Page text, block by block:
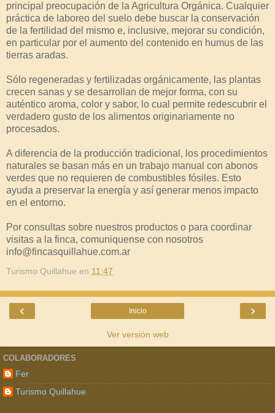
principal preocupación de la Agricultura Orgánica. Cualquier
práctica de laboreo del suelo debe buscar la conservación
de la fertilidad del mismo e, inclusive, mejorar su condición,
en particular por el aumento del contenido en humus de las
tierras aradas.
Sólo regeneradas y fertilizadas orgánicamente, las plantas
crecen sanas y se desarrollan de mejor forma, con su
auténtico aroma, color y sabor, lo cual permite redescubrir el
verdadero gusto de los alimentos originariamente no
procesados.
A diferencia de la producción tradicional, los procedimientos
naturales se basan más en un trabajo manual con abonos
verdes que no requieren de combustibles fósiles. Esto
ayuda a preservar la energía y así generar menos impacto
en el entorno.
Por consultas sobre nuestros productos o para coordinar
visitas a la finca, comuniquense con nosotros
info@fincasquillahue.com.ar
Turismo Quillahue en 11:47
‹ ›
Inicio
Ver versión web
COLABORADORES
Fer
Turismo Quillahue